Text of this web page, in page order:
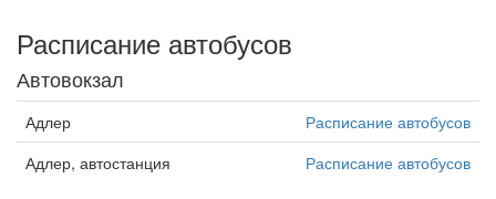
Расписание автобусов
Автовокзал
Адлер
Расписание автобусов
Адлер, автостанция
Расписание автобусов